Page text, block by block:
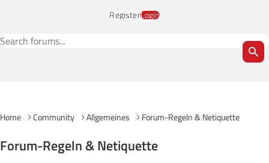
RegisterLogin
Search Forums
Home Community Allgemeines Forum-Regeln & Netiquette
Forum-Regeln & Netiquette